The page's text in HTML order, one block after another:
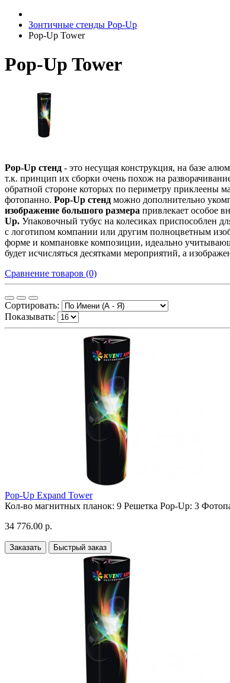
Зонтичные стенды Pop-Up
Pop-Up Tower
Pop-Up Tower
Pop-Up стенд - это несущая конструкция, на базе
т.к. принцип их сборки очень похож на
обратной стороне которых по периметру приклеены
фотопанно. Pop-Up стенд можно дополнительно
изображение большого размера привлекает особое
Up. Упаковочный тубус на колесиках приспособлен
с логотипом компании или другим полноцветным
форме и компановке композиции, идеально
будет исчисляться десятками мероприятий, а
Сравнение товаров (0)
Сортировать:
Показывать:
Pop-Up Expand Tower
Кол-во магнитных планок: 9 Решетка Pop-Up: 3
34 776.00 р.
Заказать Быстрый заказ